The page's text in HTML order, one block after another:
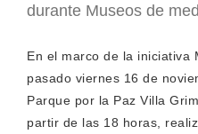
durante Museos de
En el marco de la iniciativa
pasado viernes 16 de
Parque por la Paz Villa
partir de las 18 horas,